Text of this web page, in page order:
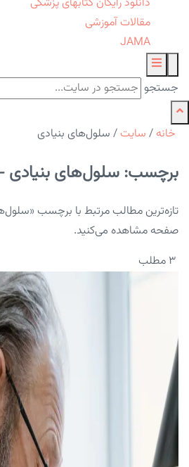
مقالات آموزشی
JAMA
جستجو
خانه / سایت / سلول‌های بنیادی
برچسب: سلول‌های بنیادی
تازه‌ترین مطالب مرتبط با برچسب
صفحه مشاهده می‌کنید.
۳ مطلب